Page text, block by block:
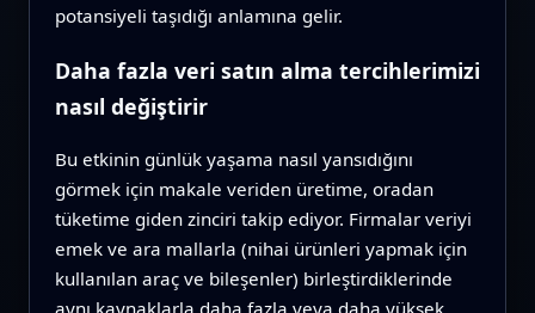
potansiyeli taşıdığı anlamına gelir.
Daha fazla veri satın alma tercihlerimizi
nasıl değiştirir
Bu etkinin günlük yaşama nasıl yansıdığını
görmek için makale veriden üretime, oradan
tüketime giden zinciri takip ediyor. Firmalar veriyi
emek ve ara mallarla (nihai ürünleri yapmak için
kullanılan araç ve bileşenler) birleştirdiklerinde